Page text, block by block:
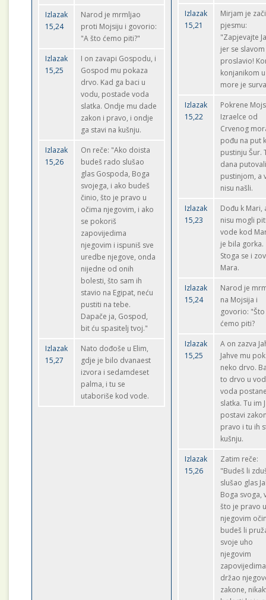
Izlazak
15,24
Narod je mrmljao
proti Mojsiju i govorio:
"A što ćemo piti?"
Izlazak
15,25
I on zavapi Gospodu, i
Gospod mu pokaza
drvo. Kad ga baci u
vodu, postade voda
slatka. Ondje mu dade
zakon i pravo, i ondje
ga stavi na kušnju.
Izlazak
15,26
On reče: "Ako doista
budeš rado slušao
glas Gospoda, Boga
svojega, i ako budeš
činio, što je pravo u
očima njegovim, i ako
se pokoriš
zapovijedima
njegovim i ispuniš sve
uredbe njegove, onda
nijedne od onih
bolesti, što sam ih
stavio na Egipat, neću
pustiti na tebe.
Dapače ja, Gospod,
bit ću spasitelj tvoj."
Izlazak
15,27
Nato dođoše u Elim,
gdje je bilo dvanaest
izvora i sedamdeset
palma, i tu se
utaboriše kod vode.
Izlazak
15,21
Mirjam je
pjesmu:
"Zapjevajte
jer se slavom
proslavio!
konjanikom u
more je
Izlazak
15,22
Pokrene
Izraelce od
Crvenog
pođu na put
pustinju Šur.
dana
pustinjom, a
nisu našli.
Izlazak
15,23
Dođu k Mari,
nisu mogli
vode kod
je bila gorka.
Stoga se i
Mara.
Izlazak
15,24
Narod je
na Mojsija i
govorio: "Što
ćemo piti?
Izlazak
15,25
A on zazva
Jahve mu
neko drvo.
to drvo u
voda
slatka. Tu im
postavi
pravo i tu ih
kušnju.
Izlazak
15,26
Zatim reče:
"Budeš li
slušao glas
Boga svoga,
što je pravo
njegovim
budeš li
svoje uho
njegovim
držao
zakone,